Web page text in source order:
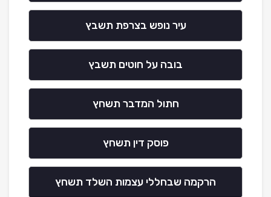
עיר נופש בצרפת תשבץ
בובה על חוטים תשבץ
חתול המדבר תשחץ
פוסק דין תשחץ
הרקמה שבחללי עצמות השלד תשחץ